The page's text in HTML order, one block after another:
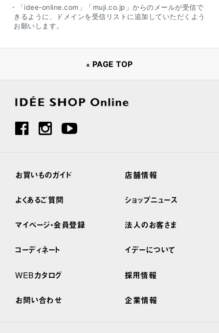
・「idee-online.com」「muji.co.jp」からのメールが受信で
きるように、ドメインを受信リストに追加していただくよう
お願いします。
PAGE TOP
お買いものガイド
よくあるご質問
マイページ・会員登録
コーディネート
WEBカタログ
お問い合わせ
店舗情報
ショップニュース
法人のお客さま
イデーについて
採用情報
企業情報